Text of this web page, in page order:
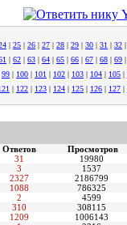
| 25 | 26 | 27 | 28 | 29 | 30 | 31 | 32 |
| 62 | 63 | 64 | 65 | 66 | 67 | 68 | 69 |
99 | 100 | 101 | 102 | 103 | 104 | 105 |
| 122 | 123 | 124 | 125 | 126 | 127 |
Ответов Просмотров
31 19980
3 1537
2327 2186799
1088 786325
2 4599
310 308115
1209 1006143